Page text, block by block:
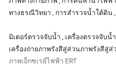
ทางธรณีวิทยา , การสำรวจน้ำใต้ดิน
มิเตอร์ตรวจจับน้ำ , เครื่องตรวจจับน้
เครื่องถ่ายภาพรังสีสู่ส่วนภาพรังสีสู่ส่
ภาพเอ็กซเรย์ไฟฟ้า ERT